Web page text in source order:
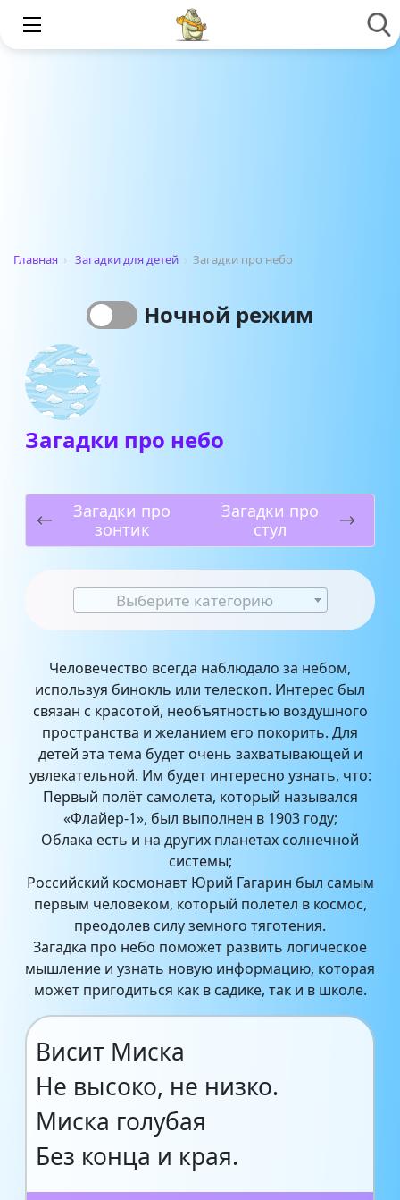
Главная › Загадки для детей › Загадки про небо
Ночной режим
Загадки про небо
Загадки про
зонтик
Загадки про
стул
Выберите категорию
Человечество всегда наблюдало за небом,
используя бинокль или телескоп. Интерес был
связан с красотой, необъятностью воздушного
пространства и желанием его покорить. Для
детей эта тема будет очень захватывающей и
увлекательной. Им будет интересно узнать, что:
Первый полёт самолета, который назывался
«Флайер-1», был выполнен в 1903 году;
Облака есть и на других планетах солнечной
системы;
Российский космонавт Юрий Гагарин был самым
первым человеком, который полетел в космос,
преодолев силу земного тяготения.
Загадка про небо поможет развить логическое
мышление и узнать новую информацию, которая
может пригодиться как в садике, так и в школе.
Висит Миска
Не высоко, не низко.
Миска голубая
Без конца и края.